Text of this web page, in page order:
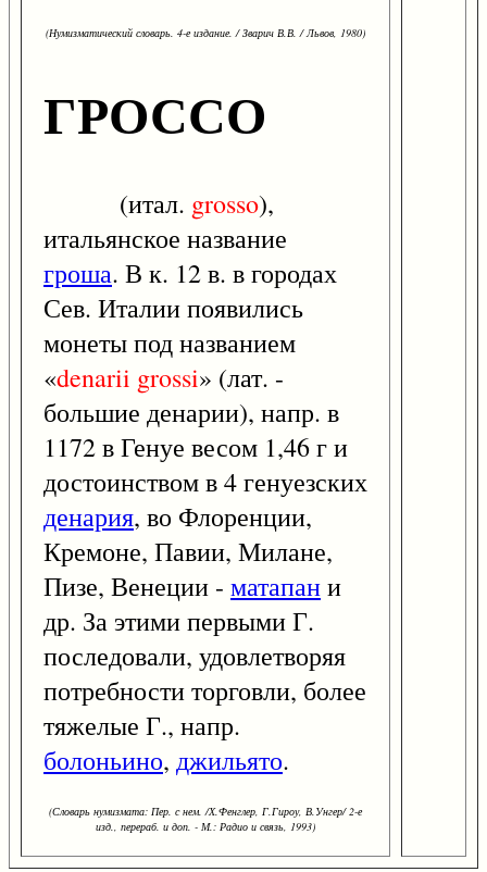
(Нумизматический словарь. 4-е издание. / Зварич В.В. / Львов, 1980)
ГРОССО
(итал. grosso),
итальянское название
гроша. В к. 12 в. в городах
Сев. Италии появились
монеты под названием
«denarii grossi» (лат. -
большие денарии), напр. в
1172 в Генуе весом 1,46 г и
достоинством в 4 генуезских
денария, во Флоренции,
Кремоне, Павии, Милане,
Пизе, Венеции - матапани
др. За этими первыми Г.
последовали, удовлетворяя
потребности торговли, более
тяжелые Г., напр.
болоньино, джильято.
(Словарь нумизмата: Пер. с нем. /Х.Фенглер, Г.Гироу, В.Унгер/ 2-е
изд., перераб. и доп. - М.: Радио и связь, 1993)